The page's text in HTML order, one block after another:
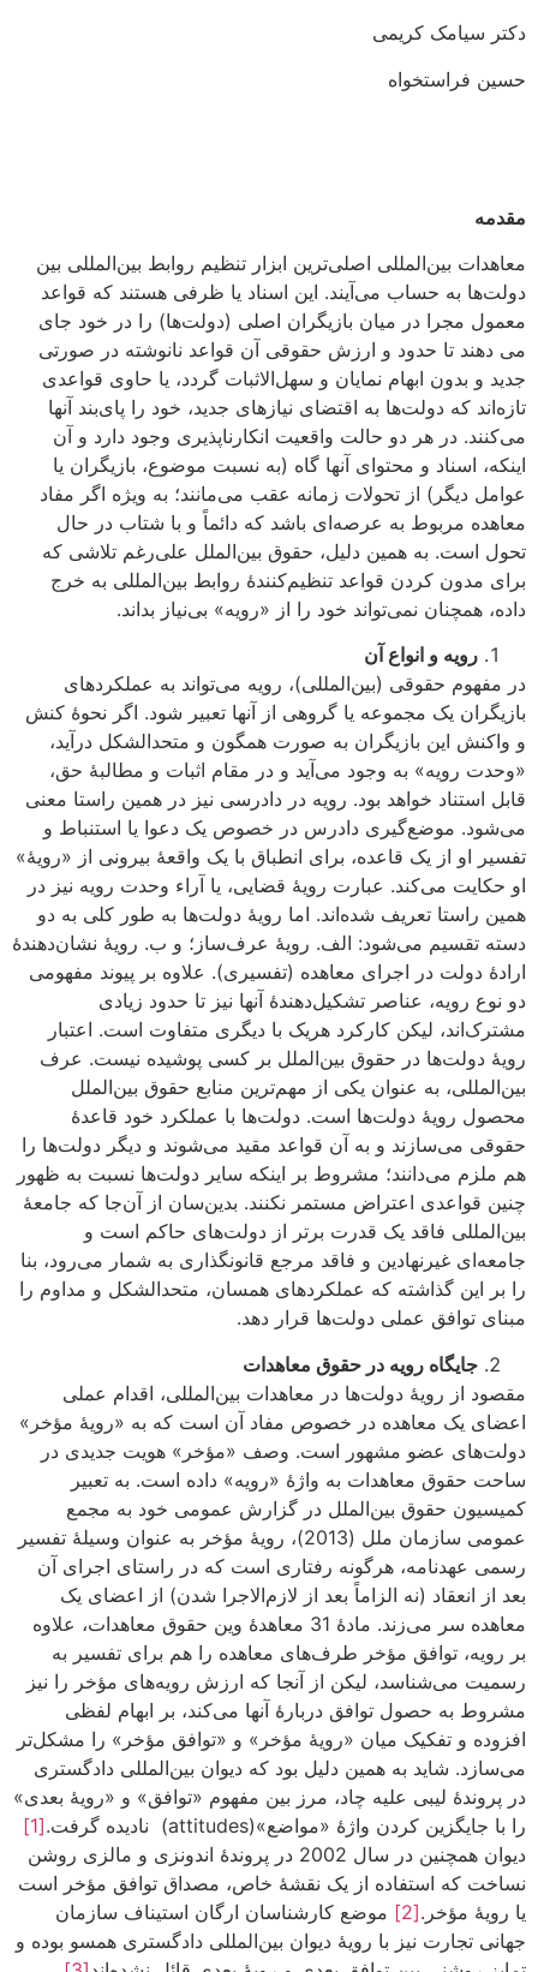
دکتر سیامک کریمی
حسین فراستخواه
مقدمه
معاهدات بین‌المللی اصلی‌ترین ابزار تنظیم روابط بین‌المللی بین
دولت‌ها به حساب می‌آیند. این اسناد یا ظرفی هستند که قواعد
معمول مجرا در میان بازیگران اصلی (دولت‌ها) را در خود جای
می دهند تا حدود و ارزش حقوقی آن قواعد نانوشته در صورتی
جدید و بدون ابهام نمایان و سهل‌الاثبات گردد، یا حاوی قواعدی
تازه‌اند که دولت‌ها به اقتضای نیازهای جدید، خود را پای‌بند آنها
می‌کنند. در هر دو حالت واقعیت انکارناپذیری وجود دارد و آن
اینکه، اسناد و محتوای آنها گاه (به نسبت موضوع، بازیگران یا
عوامل دیگر) از تحولات زمانه عقب می‌مانند؛ به ویژه اگر مفاد
معاهده مربوط به عرصه‌ای باشد که دائماً و با شتاب در حال
تحول است. به همین دلیل، حقوق بین‌الملل علی‌رغم تلاشی که
برای مدون کردن قواعد تنظیم‌کنندۀ روابط بین‌المللی به خرج
داده، همچنان نمی‌تواند خود را از «رویه» بی‌نیاز بداند.
رویه و انواع آن
در مفهوم حقوقی (بین‌المللی)، رویه می‌تواند به عملکردهای
بازیگران یک مجموعه یا گروهی از آنها تعبیر شود. اگر نحوۀ کنش
و واکنش این بازیگران به صورت همگون و متحدالشکل درآید،
«وحدت رویه» به وجود می‌آید و در مقام اثبات و مطالبۀ حق،
قابل استناد خواهد بود. رویه در دادرسی نیز در همین راستا معنی
می‌شود. موضع‌گیری دادرس در خصوص یک دعوا یا استنباط و
تفسیر او از یک قاعده، برای انطباق با یک واقعۀ بیرونی از «رویۀ»
او حکایت می‌کند. عبارت رویۀ قضایی، یا آراء وحدت رویه نیز در
همین راستا تعریف شده‌اند. اما رویۀ دولت‌ها به طور کلی به دو
دسته تقسیم می‌شود: الف. رویۀ عرف‌ساز؛ و ب. رویۀ نشان‌دهندۀ
ارادۀ دولت در اجرای معاهده (تفسیری). علاوه بر پیوند مفهومی
دو نوع رویه، عناصر تشکیل‌دهندۀ آنها نیز تا حدود زیادی
مشترک‌اند، لیکن کارکرد هریک با دیگری متفاوت است. اعتبار
رویۀ دولت‌ها در حقوق بین‌الملل بر کسی پوشیده نیست. عرف
بین‌المللی، به عنوان یکی از مهم‌ترین منابع حقوق بین‌الملل
محصول رویۀ دولت‌ها است. دولت‌ها با عملکرد خود قاعدۀ
حقوقی می‌سازند و به آن قواعد مقید می‌شوند و دیگر دولت‌ها را
هم ملزم می‌دانند؛ مشروط بر اینکه سایر دولت‌ها نسبت به ظهور
چنین قواعدی اعتراض مستمر نکنند. بدین‌سان از آن‌جا که جامعۀ
بین‌المللی فاقد یک قدرت برتر از دولت‌های حاکم است و
جامعه‌‌ای غیرنهادین و فاقد مرجع قانونگذاری به شمار می‌رود، بنا
را بر این گذاشته که عملکردهای همسان، متحدالشکل و مداوم را
مبنای توافق عملی دولت‌ها قرار دهد.
جایگاه رویه در حقوق معاهدات
مقصود از رویۀ دولت‌ها در معاهدات بین‌المللی، اقدام عملی
اعضای یک معاهده در خصوص مفاد آن است که به «رویۀ مؤخر»
دولت‌های عضو مشهور است. وصف «مؤخر» هویت جدیدی در
ساحت حقوق معاهدات به واژۀ «رویه» داده است. به تعبیر
کمیسیون حقوق بین‌الملل در گزارش عمومی خود به مجمع
عمومی سازمان ملل (2013)، رویۀ مؤخر به عنوان وسیلۀ تفسیر
رسمی عهدنامه، هرگونه رفتاری است که در راستای اجرای آن
بعد از انعقاد (نه الزاماً بعد از لازم‌الاجرا شدن) از اعضای یک
معاهده سر می‌زند. مادۀ 31 معاهدۀ وین حقوق معاهدات، علاوه
بر رویه، توافق مؤخر طرف‌های معاهده را هم برای تفسیر به
رسمیت می‌شناسد، لیکن از آنجا که ارزش رویه‌های مؤخر را نیز
مشروط به حصول توافق دربارۀ آنها می‌کند، بر ابهام لفظی
افزوده و تفکیک میان «رویۀ مؤخر» و «توافق مؤخر» را مشکل‌تر
می‌سازد. شاید به همین دلیل بود که دیوان بین‌المللی دادگستری
در پروندۀ لیبی علیه چاد، مرز بین مفهوم «توافق» و «رویۀ بعدی»
را با جایگزین کردن واژۀ «مواضع»(attitudes) نادیده گرفت.
[1]
دیوان همچنین در سال 2002 در پروندۀ اندونزی و مالزی روشن
نساخت که استفاده از یک نقشۀ خاص، مصداق توافق مؤخر است
یا رویۀ مؤخر.[2]
موضع کارشناسان ارگان استیناف سازمان
جهانی تجارت نیز با رویۀ دیوان بین‌المللی دادگستری همسو بوده و